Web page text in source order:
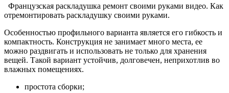
Французская раскладушка ремонт своими руками видео. Как
отремонтировать раскладушку своими руками.
Особенностью профильного варианта является его гибкость и
компактность. Конструкция не занимает много места, ее
можно раздвигать и использовать не только для хранения
вещей. Такой вариант устойчив, долговечен, неприхотлив во
влажных помещениях.
простота сборки;